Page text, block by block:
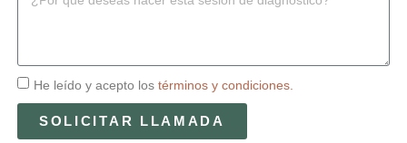
He leído y acepto los términos y condiciones.
SOLICITAR LLAMADA